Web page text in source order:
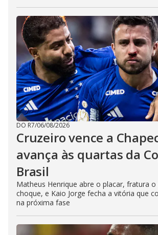
DO R7/06/08/2026
Cruzeiro vence a
avança às quartas da
Brasil
Matheus Henrique abre o placar, fratura
choque, e Kaio Jorge fecha a vitória que
na próxima fase